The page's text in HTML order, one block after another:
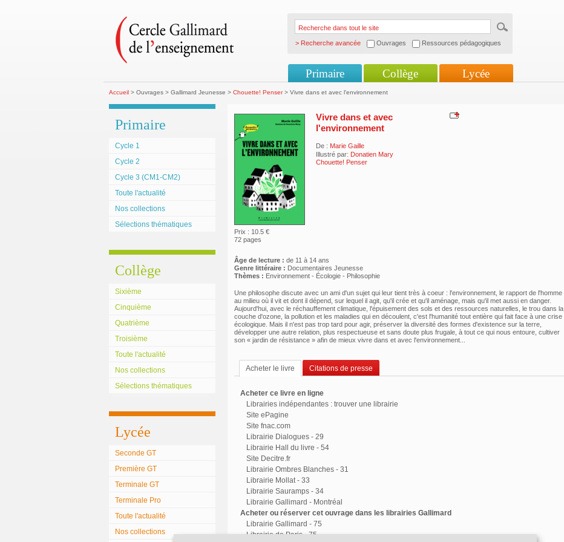
> Recherche avancée Ouvrages Ressources pédagogiques
Primaire Collège Lycée
Accueil> Ouvrages > Gallimard Jeunesse > Chouette! Penser> Vivre dans et avec l'environnement
Primaire
Cycle 1
Cycle 2
Cycle 3 (CM1-CM2)
Toute l'actualité
Nos collections
Sélections thématiques
Collège
Sixième
Cinquième
Quatrième
Troisième
Toute l'actualité
Nos collections
Sélections thématiques
Lycée
Seconde GT
Première GT
Terminale GT
Terminale Pro
Toute l'actualité
Nos collections
Prix : 10.5 €
72 pages
Vivre dans et avec
l'environnement
De : Marie Gaille
Illustré par: Donatien Mary
Chouette! Penser
Âge de lecture : de 11 à 14 ans
Genre littéraire : Documentaires Jeunesse
Thèmes : Environnement - Écologie - Philosophie
Une philosophe discute avec un ami d'un sujet qui leur tient très à coeur : l'environnement, le rapport de l'homme
au milieu où il vit et dont il dépend, sur lequel il agit, qu'il crée et qu'il aménage, mais qu'il met aussi en danger.
Aujourd'hui, avec le réchauffement climatique, l'épuisement des sols et des ressources naturelles, le trou dans la
couche d'ozone, la pollution et les maladies qui en découlent, c'est l'humanité tout entière qui fait face à une crise
écologique. Mais il n'est pas trop tard pour agir, préserver la diversité des formes d'existence sur la terre,
développer une autre relation, plus respectueuse et sans doute plus frugale, à tout ce qui nous entoure, cultiver
son « jardin de résistance » afin de mieux vivre dans et avec l'environnement...
Acheter le livre Citations de presse
Acheter ce livre en ligne
Librairies indépendantes : trouver une librairie
Site ePagine
Site fnac.com
Librairie Dialogues - 29
Librairie Hall du livre - 54
Site Decitre.fr
Librairie Ombres Blanches - 31
Librairie Mollat - 33
Librairie Sauramps - 34
Librairie Gallimard - Montréal
Acheter ou réserver cet ouvrage dans les librairies Gallimard
Librairie Gallimard - 75
Librairie de Paris - 75